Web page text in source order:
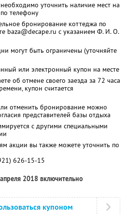
уточнить наличие мест на
телефону
бронирование коттеджа по
baza@decape.ru с указанием Ф. И. О.
могут быть ограничены (уточняйте
или электронный купон на месте
об отмене своего заезда за 72 часа
купон считается
отменить бронирование можно
представителей базы отдыха
с другими специальными
акции вы также можете уточнить по
626-15-15
2018 включительно
купоном